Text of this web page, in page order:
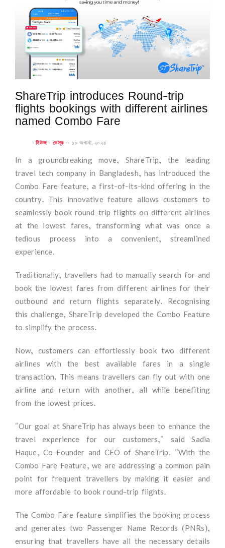
ShareTrip introduces Round-trip
flights bookings with different airlines
named Combo Fare
-নিউজ - ডেস্ক -- ১৮ অগাস্ট, ২০২৪
In a groundbreaking move, ShareTrip, the leading
travel tech company in Bangladesh, has introduced the
Combo Fare feature, a first-of-its-kind offering in the
country. This innovative feature allows customers to
seamlessly book round-trip flights on different airlines
at the lowest fares, transforming what was once a
tedious process into a convenient, streamlined
experience.
Traditionally, travellers had to manually search for and
book the lowest fares from different airlines for their
outbound and return flights separately. Recognising
this challenge, ShareTrip developed the Combo Feature
to simplify the process.
Now, customers can effortlessly book two different
airlines with the best available fares in a single
transaction. This means travellers can fly out with one
airline and return with another, all while benefiting
from the lowest prices.
"Our goal at ShareTrip has always been to enhance the
travel experience for our customers," said Sadia
Haque, Co-Founder and CEO of ShareTrip. "With the
Combo Fare Feature, we are addressing a common pain
point for frequent travellers by making it easier and
more affordable to book round-trip flights.
The Combo Fare feature simplifies the booking process
and generates two Passenger Name Records (PNRs),
ensuring that travellers have all the necessary details